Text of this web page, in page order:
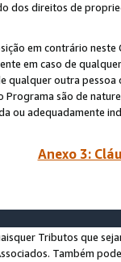
dos direitos de
em contrário
em caso de
qualquer outra
Programa são de
ou adequadamente
Anexo 3:
Tributos que
Também